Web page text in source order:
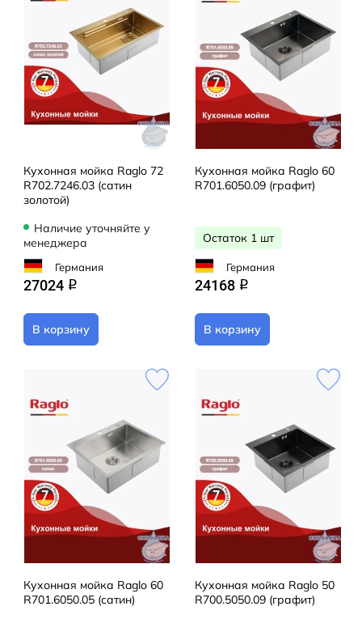
Кухонная мойка Raglo 72
R702.7246.03 (сатин
золотой)
Наличие уточняйте у
менеджера
Германия
27024 q
В корзину
Кухонная мойка Raglo 60
R701.6050.09 (графит)
Остаток 1 шт
Германия
24168 q
В корзину
Кухонная мойка Raglo 60
R701.6050.05 (сатин)
Кухонная мойка Raglo 50
R700.5050.09 (графит)